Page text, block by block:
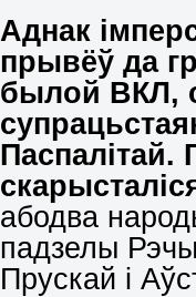
Аднак
прывёў да
былой ВКЛ,
Паспалітай.
абодва
падзелы
Прускай і